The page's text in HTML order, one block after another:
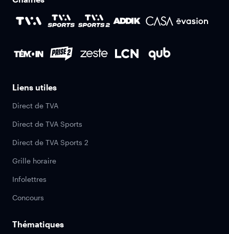
Liens utiles
Direct de TVA
Direct de TVA Sports
Direct de TVA Sports 2
Grille horaire
Infolettres
Concours
Thématiques